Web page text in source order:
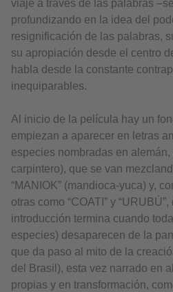
viaje a través de las palabras
profundizando en la idea del
resignificación de las palabras,
su apropiación desde el centro
habla desde la constante
inequiparables.
Al inicio de la película hay un
empiezan a aparecer en letras
especies nombradas en alemán,
carpintero), que se van
“MANIOK” (mandioca-yuca) y,
otras como “COATI” y
introducción termina cuando
especies) desaparecen de la
que da paso al mito de la
del Brasil), esta vez narrado en
propias y en transformación,